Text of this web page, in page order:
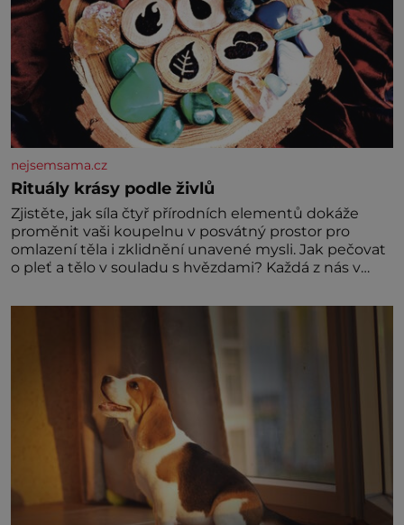
nejsemsama.cz
Rituály krásy podle živlů
Zjistěte, jak síla čtyř přírodních elementů dokáže
proměnit vaši koupelnu v posvátný prostor pro
omlazení těla i zklidnění unavené mysli. Jak pečovat
o pleť a tělo v souladu s hvězdami? Každá z nás v
naší povaze, ale i v potřebách naší pokožky. Ohnivá
znamení Ženy narozené ve znamení Berana, Lva a
Střelce v sobě nesou žár, odvahu a neutuchající elán.